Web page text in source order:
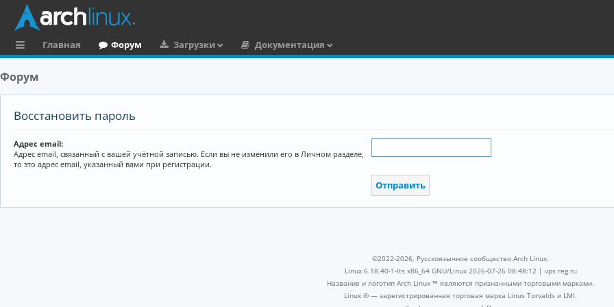
ы
и
Главная Форум Загрузки
Документация
Форум
Восстановить пароль
Адрес email:
Адрес email, связанный с вашей учётной записью. Если вы не изменили его в Личном разделе,
то это адрес email, указанный вами при регистрации.
©2022-2026, Русскоязычное сообщество Arch Linux.
Linux 6.18.40-1-lts x86_64 GNU/Linux 2026-07-26 08:48:12 | vps reg.ru
Название и логотип Arch Linux ™ являются признанными торговыми марками.
Linux ® — зарегистрированная торговая марка Linus Torvalds и LMI.